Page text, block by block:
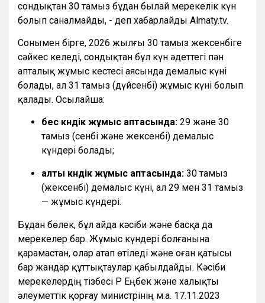
сондықтан 30 тамыз бұдан былай мерекелік күн
болып саналмайды, - деп хабарлайды Almaty.tv.
Сонымен бірге, 2026 жылғы 30 тамыз жексенбіге
сәйкес келеді, сондықтан бұл күн әдеттегі пән
апталық жұмыс кестесі аясында демалыс күні
болады, ал 31 тамыз (дүйсенбі) жұмыс күні болып
қалады. Осылайша:
бес күндік жұмыс аптасында: 29 және 30
тамыз (сенбі және жексенбі) демалыс
күндері болады;
алты күндік жұмыс аптасында: 30 тамыз
(жексенбі) демалыс күні, ал 29 мен 31 тамыз
— жұмыс күндері.
Бұдан бөлек, бұл айда кәсіби және басқа да
мерекелер бар. Жұмыс күндері болғанына
қарамастан, олар атап өтіледі және оған қатысы
бар жандар құттықтаулар қабылдайды. Кәсіби
мерекелердің тізбесі ҚР Еңбек және халықты
әлеуметтік қорғау министрінің м.а. 17.11.2023